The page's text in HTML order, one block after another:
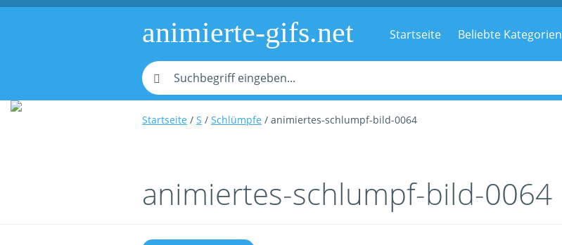
animierte-gifs.net Startseite Beliebte Kategorien
Startseite / S / Schlümpfe / animiertes-schlumpf-bild-0064
animiertes-schlumpf-bild-0064